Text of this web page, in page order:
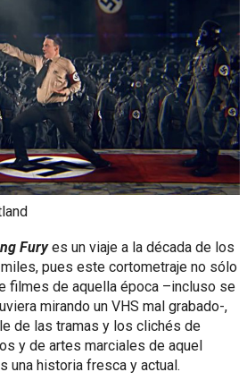
Furyes un viaje a la década de los
pues este cortometraje no sólo
filmes de aquella época –incluso se
mirando un VHS mal grabado-,
de las tramas y los clichés de
y de artes marciales de aquel
una historia fresca y actual.